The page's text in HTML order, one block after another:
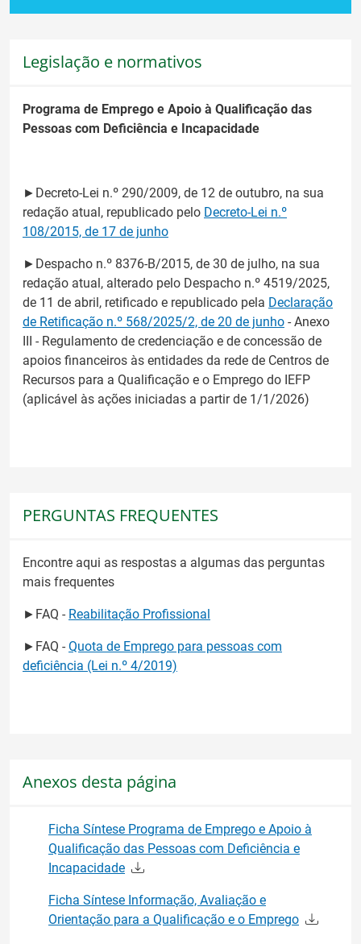
Legislação e normativos
Programa de Emprego e Apoio à Qualificação das
Pessoas com Deficiência e Incapacidade
►Decreto-Lei n.º 290/2009, de 12 de outubro, na sua
redação atual, republicado pelo Decreto-Lei n.º
108/2015, de 17 de junho
►Despacho n.º 8376-B/2015, de 30 de julho, na sua
redação atual, alterado pelo Despacho n.º 4519/2025,
de 11 de abril, retificado e republicado pela Declaração
de Retificação n.º 568/2025/2, de 20 de junho - Anexo
III - Regulamento de credenciação e de concessão de
apoios financeiros às entidades da rede de Centros de
Recursos para a Qualificação e o Emprego do IEFP
(aplicável às ações iniciadas a partir de 1/1/2026)
PERGUNTAS FREQUENTES
Encontre aqui as respostas a algumas das perguntas
mais frequentes
►FAQ - Reabilitação Profissional
►FAQ - Quota de Emprego para pessoas com
deficiência (Lei n.º 4/2019)
Anexos desta página
Ficha Síntese Programa de Emprego e Apoio à
Qualificação das Pessoas com Deficiência e
Incapacidade
Ficha Síntese Informação, Avaliação e
Orientação para a Qualificação e o Emprego